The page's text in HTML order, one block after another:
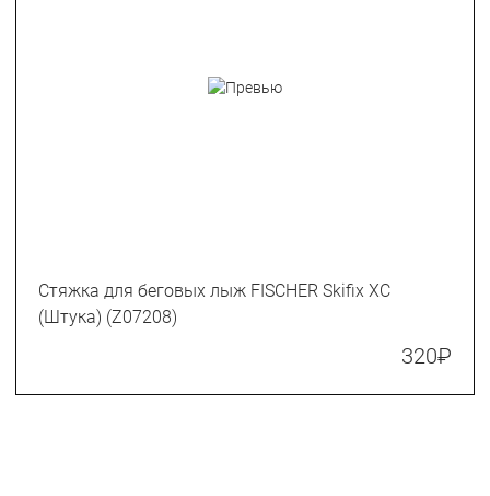
Стяжка для беговых лыж FISCHER Skifix XC
(Штука) (Z07208)
320₽